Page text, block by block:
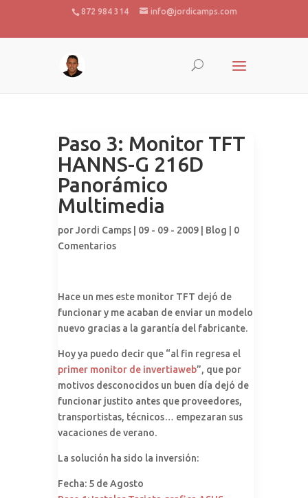
872 984 314 info@jordicamps.com
Paso 3: Monitor TFT
HANNS-G 216D
Panorámico
Multimedia
porJordi Camps | 09 - 09 - 2009 | Blog
0
Comentarios
Hace un mes este monitor TFT dejó de
funcionar y me acaban de enviar un modelo
nuevo gracias a la garantía del fabricante.
Hoy ya puedo decir que “al fin regresa el
primer monitor de invertiaweb”, que por
motivos desconocidos un buen día dejó de
funcionar justito antes que proveedores,
transportistas, técnicos… empezaran sus
vacaciones de verano.
La solución ha sido la inversión:
Fecha: 5 de Agosto